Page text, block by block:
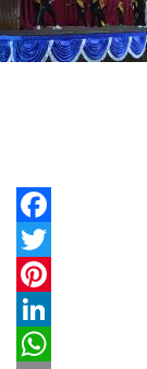
Facebook
Twitter
Pinterest
LinkedIn